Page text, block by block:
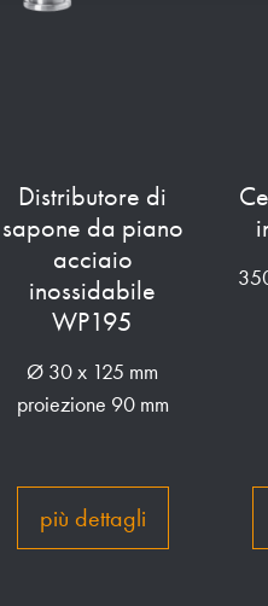
Distributore di
sapone da piano
acciaio
inossidabile
WP195
Ø 30 x 125 mm
proiezione 90 mm
più dettagli